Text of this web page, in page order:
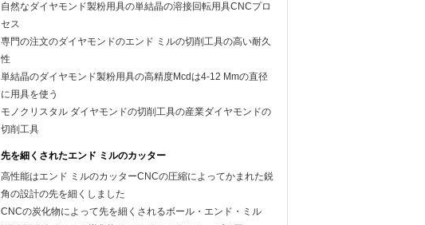
自然なダイヤモンド製粉用具の単結晶の溶接回転用具CNCプロ
セス
専門の注文のダイヤモンドのエンド ミルの切削工具の高い耐久
性
単結晶のダイヤモンド製粉用具の高精度Mcdは4-12 Mmの直径
に用具を使う
モノクリスタル ダイヤモンドの切削工具の産業ダイヤモンドの
切削工具
先を細くされたエンド ミルのカッター
高性能はエンド ミルのカッターCNCの圧縮によってかまれた鋭
角の設計の先を細くしました
CNCの炭化物によって先を細くされるボール・エンド・ミル